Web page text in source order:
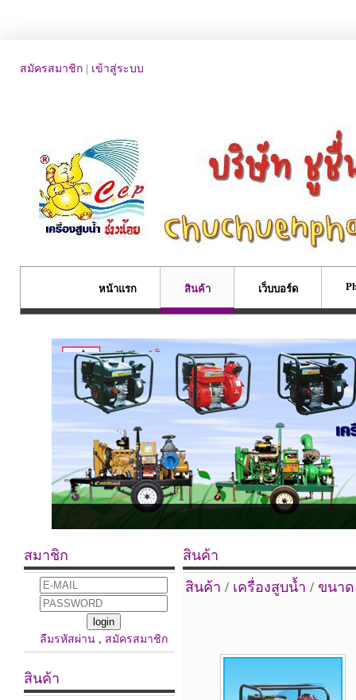
สมัครสมาชิก เข้าสู่ระบบ
หน้าแรก สินค้า เว็บบอร์ด
สมาชิก
ลืมรหัสผ่าน , สมัครสมาชิก
สินค้า
สินค้า
สินค้า / เครื่องสูบน้ำ / ขนา